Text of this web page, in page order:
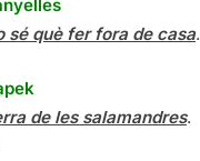
sé què fer fora de casa.
de les salamandres.